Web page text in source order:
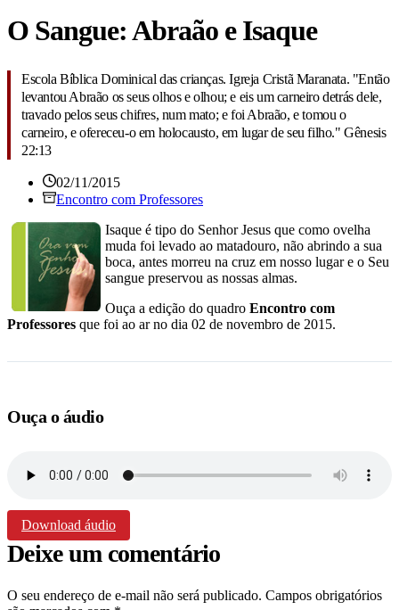
O Sangue: Abraão e Isaque
Escola Bíblica Dominical das crianças. Igreja Cristã Maranata. "Então
levantou Abraão os seus olhos e olhou; e eis um carneiro detrás dele,
travado pelos seus chifres, num mato; e foi Abraão, e tomou o
carneiro, e ofereceu-o em holocausto, em lugar de seu filho." Gênesis
22:13
02/11/2015
Encontro com Professores
Isaque é tipo do Senhor Jesus que como ovelha
muda foi levado ao matadouro, não abrindo a sua
boca, antes morreu na cruz em nosso lugar e o Seu
sangue preservou as nossas almas.
Ouça a edição do quadro Encontro com
Professores que foi ao ar no dia 02 de novembro de 2015.
Ouça o áudio
Download áudio
Deixe um comentário
O seu endereço de e-mail não será publicado. Campos obrigatórios